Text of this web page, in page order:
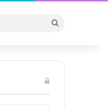
...